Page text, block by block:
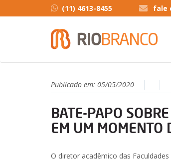
(11) 4613-8455 fale
Publicado em: 05/05/2020
BATE-PAPO
EM UM MOMENTO
O diretor acadêmico das